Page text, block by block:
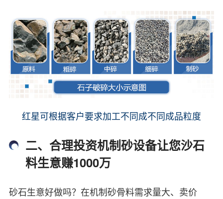
红星可根据客户要求加工不同成不同成品粒度
二、合理投资机制砂设备让您沙石
料生意赚1000万
砂石生意好做吗？在机制砂骨料需求量大、卖价